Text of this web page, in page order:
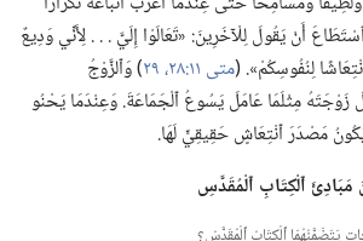
أَنْ يَقُولَ لِلْآخَرِينَ:‏ «تَعَالَوْا إِلَيَّ .‏ .‏ .‏ لِأَنِّي وَدِيعٌ
لِنُفُوسِكُمْ».‏ (‏متى ١١:‏٢٨،‏ ٢٩
‏)‏ وَٱلزَّوْجُ
مِثْلَمَا عَامَلَ يَسُوعُ ٱلْجَمَاعَةَ.‏ وَعِنْدَمَا يَحْنُو
مَصْدَرَ ٱنْتِعَاشٍ حَقِيقِيٍّ لَهَا.‏
مَبَادِئَ ٱلْكِتَابِ ٱلْمُقَدَّسِ